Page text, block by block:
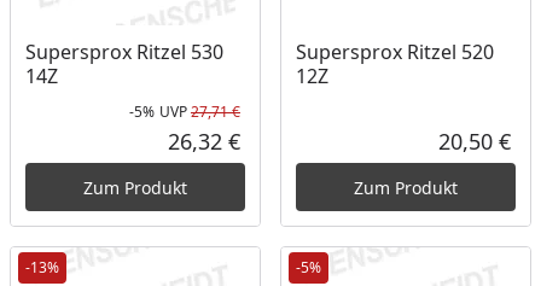
Supersprox Ritzel 530
14Z
Rabatt in Prozent
-5%
Ursprünglicher Preis
UVP27,71 €
Aktueller Preis
26,32 €
Zum Produkt
Supersprox Ritzel 520
12Z
20,50 €
Zum Produkt
-13% -5%